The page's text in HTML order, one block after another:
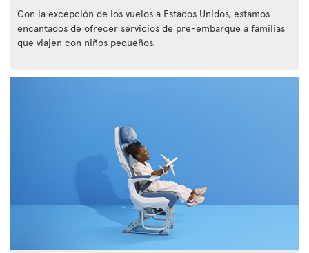
Con la excepción de los vuelos a Estados Unidos, estamos
encantados de ofrecer servicios de pre-embarque a familias
que viajen con niños pequeños.